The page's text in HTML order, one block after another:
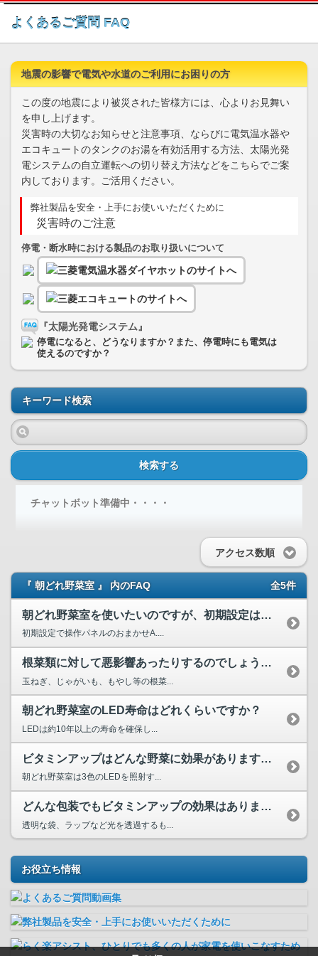
このページの本文へ
よくあるご質問 FAQ
地震の影響で電気や水道のご利用にお困りの方
この度の地震により被災された皆様方には、心よりお見舞い
を申し上げます。
災害時の大切なお知らせと注意事項、ならびに電気温水器や
エコキュートのタンクのお湯を有効活用する方法、太陽光発
電システムの自立運転への切り替え方法などをこちらでご案
内しております。ご活用ください。
弊社製品を安全・上手にお使いいただくために
災害時のご注意
停電・断水時における製品のお取り扱いについて
『太陽光発電システム』
停電になると、どうなりますか？また、停電時にも電気は
使えるのですか？
キーワード検索
検索する
チャットボット準備中・・・・
アクセス数順
『 朝どれ野菜室 』 内のFAQ 全5件
朝どれ野菜室を使いたいのですが、初期設定は必要ですか？
初期設定で操作パネルのおまかせA....
根菜類に対して悪影響あったりするのでしょうか？
玉ねぎ、じゃがいも、もやし等の根菜...
朝どれ野菜室のLED寿命はどれくらいですか？
LEDは約10年以上の寿命を確保し...
ビタミンアップはどんな野菜に効果がありますか？
朝どれ野菜室は3色のLEDを照射す...
どんな包装でもビタミンアップの効果はありますか？
透明な袋、ラップなど光を透過するも...
お役立ち情報